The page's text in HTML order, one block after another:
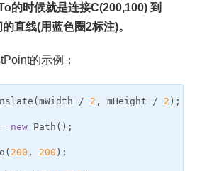
的时候就是连接C(200,100) 到
直线(用蓝色圈2标注)。
的示例：
( mWidth / 2 , mHeight / 2 );
= new Path ();
( 200 , 200 );